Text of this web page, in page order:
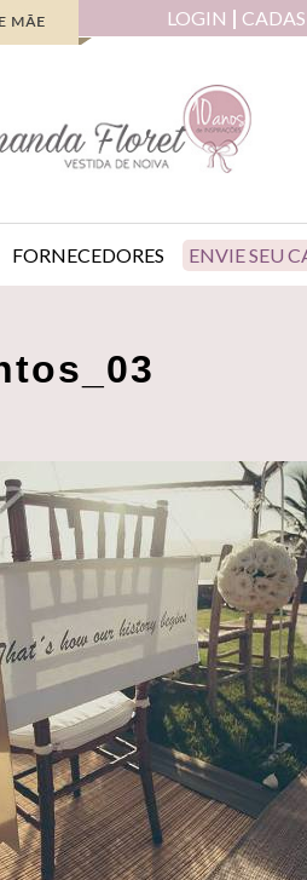
LOGIN
FORNECEDORES ENVIE SEU